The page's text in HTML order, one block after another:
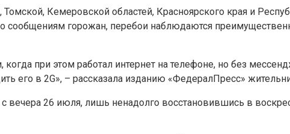
Кемеровской областей, Красноярского края и
сообщениям горожан, перебои наблюдаются
при этом работал интернет на телефоне, но без
его в 2G», – рассказала изданию «ФедералПресс»
с вечера 26 июля, лишь ненадолго восстановившись в